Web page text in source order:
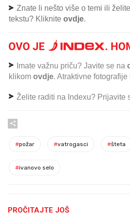
Znate li nešto više o temi ili
tekstu? Kliknite ovdje.
Imate važnu priču? Javite se na
klikom ovdje. Atraktivne
Želite raditi na Indexu? Prijavite
#požar #vatrogasci #šteta
#ivanovo selo
PROČITAJTE JOŠ